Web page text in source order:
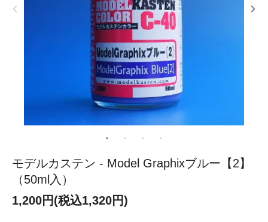
モデルカステン - Model Graphixブルー【2】
（50ml入）
1,200円(税込1,320円)